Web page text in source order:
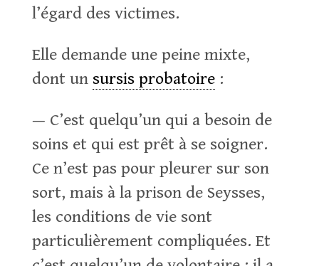
l’égard des victimes.
Elle demande une peine mixte,
dont un sursis probatoire:
— C’est quelqu’un qui a besoin de
soins et qui est prêt à se soigner.
Ce n’est pas pour pleurer sur son
sort, mais à la prison de Seysses,
les conditions de vie sont
particulièrement compliquées. Et